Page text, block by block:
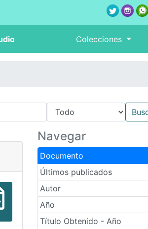
Colecciones
Navegar
Documento
Últimos publicados
Autor
Año
Título Obtenido - Año